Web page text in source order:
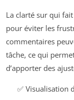
La clarté sur qui
pour éviter les
commentaires
tâche, ce qui
d’apporter des
✅ Visualisation